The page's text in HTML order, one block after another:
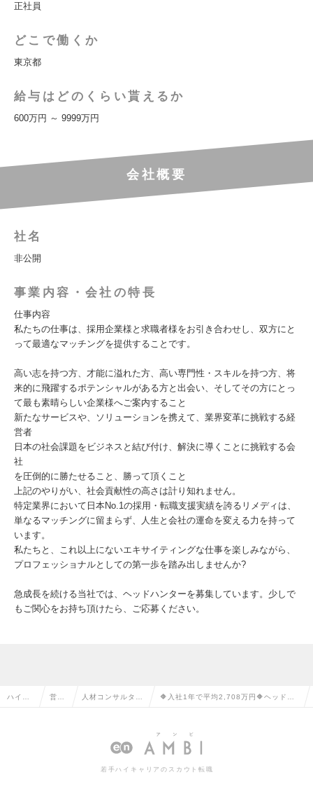
正社員
どこで働くか
東京都
給与はどのくらい貰えるか
600万円 ～ 9999万円
会社概要
社名
非公開
事業内容・会社の特長
仕事内容
私たちの仕事は、採用企業様と求職者様をお引き合わせし、双方にと
って最適なマッチングを提供することです。
高い志を持つ方、才能に溢れた方、高い専門性・スキルを持つ方、将
来的に飛躍するポテンシャルがある方と出会い、そしてその方にとっ
て最も素晴らしい企業様へご案内すること
新たなサービスや、ソリューションを携えて、業界変革に挑戦する経
営者
日本の社会課題をビジネスと結び付け、解決に導くことに挑戦する会
社
を圧倒的に勝たせること、勝って頂くこと
上記のやりがい、社会貢献性の高さは計り知れません。
特定業界において日本No.1の採用・転職支援実績を誇るリメディは、
単なるマッチングに留まらず、人生と会社の運命を変える力を持って
います。
私たちと、これ以上にないエキサイティングな仕事を楽しみながら、
プロフェッショナルとしての第一歩を踏み出しませんか?
急成長を続ける当社では、ヘッドハンターを募集しています。少しで
もご関心をお持ち頂けたら、ご応募ください。
ハイク 営業 人材コンサルタン
ターの転職
🔶入社1年で平均2,708万円🔶ヘッドハ
手に入れる🔶の求人情報
若手ハイキャリアのスカウト転職